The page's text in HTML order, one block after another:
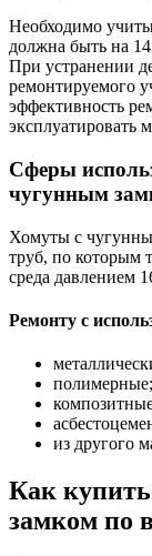
Необходимо
должна быть на
При устранении
ремонтируемого
эффективность
эксплуатировать
Сферы
чугунным
Хомуты с
труб, по которым
среда давлением
Ремонту с
полимерные;
из другого
Как
замком по